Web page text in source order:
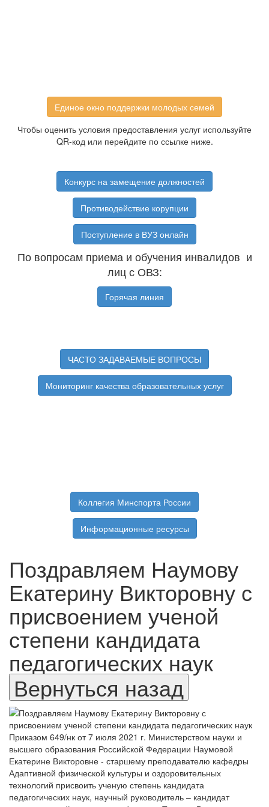
Единое окно поддержки молодых семей
Чтобы оценить условия предоставления услуг используйте
QR-код или перейдите по ссылке ниже.
Конкурс на замещение должностей
Противодействие корупции
Поступление в ВУЗ онлайн
По вопросам приема и обучения инвалидов и
лиц с ОВЗ:
Горячая линия
ЧАСТО ЗАДАВАЕМЫЕ ВОПРОСЫ
Мониторинг качества образовательных услуг
Коллегия Минспорта России
Информационные ресурсы
Поздравляем Наумову
Екатерину Викторовну с
присвоением ученой
степени кандидата
педагогических наук
Приказом 649/нк от 7 июля 2021 г. Министерством науки и
высшего образования Российской Федерации Наумовой
Екатерине Викторовне - старшему преподавателю кафедры
Адаптивной физической культуры и оздоровительных
технологий присвоить ученую степень кандидата
педагогических наук, научный руководитель – кандидат